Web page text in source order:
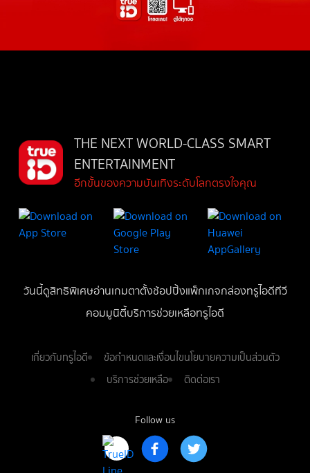
Follow us
THE NEXT WORLD-CLASS SMART
ENTERTAINMENT
อีกขั้นของความบันเทิงระดับโลกตรงใจคุณ
วันนี้ดูสิทธิพิเศษอ่านเกมตาตั้งช้อปปิ้งแพ็กเกจกล่องทรูไอดีทีวี
คอมมูนิตี้บริการช่วยเหลือทรูไอดี
เกี่ยวกับทรูไอดี ข้อกำหนดและเงื่อนไขนโยบายความเป็นส่วนตัว
บริการช่วยเหลือ
ติดต่อเรา